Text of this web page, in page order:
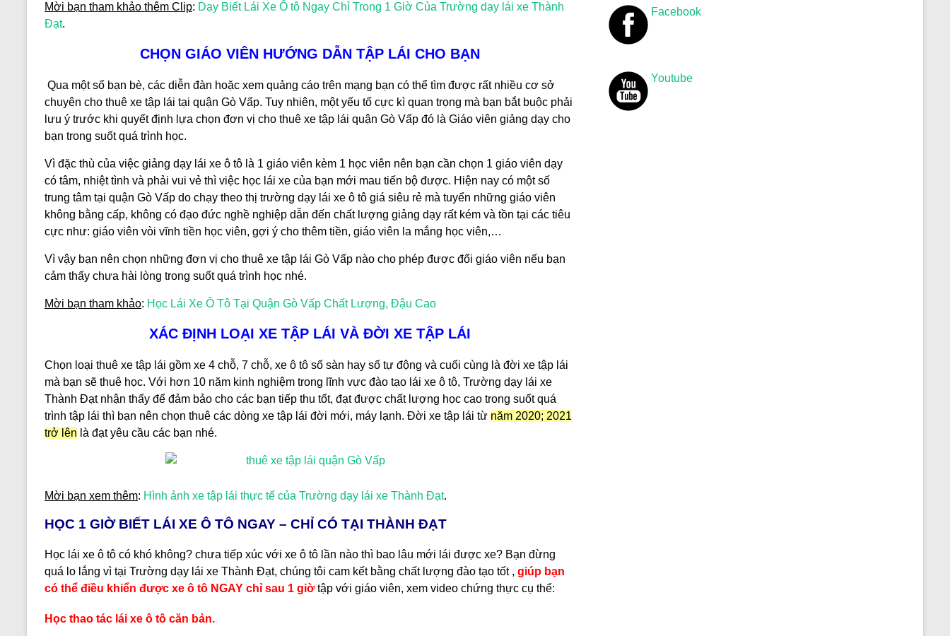
Mời bạn tham khảo thêm Clip: Dạy Biết Lái Xe Ô tô Ngay Chỉ Trong 1 Giờ Của Trường dạy lái xe Thành
Đạt.
CHỌN GIÁO VIÊN HƯỚNG DẪN TẬP LÁI CHO BẠN
Qua một số bạn bè, các diễn đàn hoặc xem quảng cáo trên mạng bạn có thể tìm được rất nhiều cơ sở
chuyên cho thuê xe tập lái tại quận Gò Vấp. Tuy nhiên, một yếu tố cực kì quan trọng mà bạn bắt buộc phải
lưu ý trước khi quyết định lựa chọn đơn vị cho thuê xe tập lái quận Gò Vấp đó là Giáo viên giảng dạy cho
bạn trong suốt quá trình học.
Vì đặc thù của việc giảng dạy lái xe ô tô là 1 giáo viên kèm 1 học viên nên bạn cần chọn 1 giáo viên dạy
có tâm, nhiệt tình và phải vui vẻ thì việc học lái xe của bạn mới mau tiến bộ được. Hiện nay có một số
trung tâm tại quận Gò Vấp do chạy theo thị trường dạy lái xe ô tô giá siêu rẻ mà tuyển những giáo viên
không bằng cấp, không có đạo đức nghề nghiệp dẫn đến chất lượng giảng dạy rất kém và tồn tại các tiêu
cực như: giáo viên vòi vĩnh tiền học viên, gợi ý cho thêm tiền, giáo viên la mắng học viên,…
Vì vậy bạn nên chọn những đơn vị cho thuê xe tập lái Gò Vấp nào cho phép được đổi giáo viên nếu bạn
cảm thấy chưa hài lòng trong suốt quá trình học nhé.
Mời bạn tham khảo: Học Lái Xe Ô Tô Tại Quận Gò Vấp Chất Lượng, Đậu Cao
XÁC ĐỊNH LOẠI XE TẬP LÁI VÀ ĐỜI XE TẬP LÁI
Chọn loại thuê xe tập lái gồm xe 4 chỗ, 7 chỗ, xe ô tô số sàn hay số tự động và cuối cùng là đời xe tập lái
mà bạn sẽ thuê học. Với hơn 10 năm kinh nghiệm trong lĩnh vực đào tạo lái xe ô tô, Trường dạy lái xe
Thành Đạt nhận thấy để đảm bảo cho các bạn tiếp thu tốt, đạt được chất lượng học cao trong suốt quá
trình tập lái thì bạn nên chọn thuê các dòng xe tập lái đời mới, máy lạnh. Đời xe tập lái từ năm 2020; 2021
trở lên là đạt yêu cầu các bạn nhé.
Mời bạn xem thêm: Hình ảnh xe tập lái thực tế của Trường dạy lái xe Thành Đạt.
HỌC 1 GIỜ BIẾT LÁI XE Ô TÔ NGAY – CHỈ CÓ TẠI THÀNH ĐẠT
Học lái xe ô tô có khó không? chưa tiếp xúc với xe ô tô lần nào thì bao lâu mới lái được xe? Bạn đừng
quá lo lắng vì tại Trường dạy lái xe Thành Đạt, chúng tôi cam kết bằng chất lượng đào tạo tốt , giúp bạn
có thể điều khiển được xe ô tô NGAY chỉ sau 1 giờtập với giáo viên, xem video chứng thực cụ thể:
Học thao tác lái xe ô tô căn bản.
Facebook
Youtube